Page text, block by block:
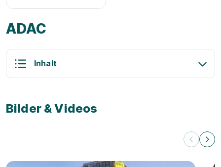
ADAC
Inhalt
Bilder & Videos